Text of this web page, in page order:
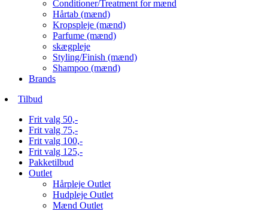
Conditioner/Treatment for mænd
Hårtab (mænd)
Kropspleje (mænd)
Parfume (mænd)
skægpleje
Styling/Finish (mænd)
Shampoo (mænd)
Brands
Tilbud
Frit valg 50,-
Frit valg 75,-
Frit valg 100,-
Frit valg 125,-
Pakketilbud
Outlet
Hårpleje Outlet
Hudpleje Outlet
Mænd Outlet